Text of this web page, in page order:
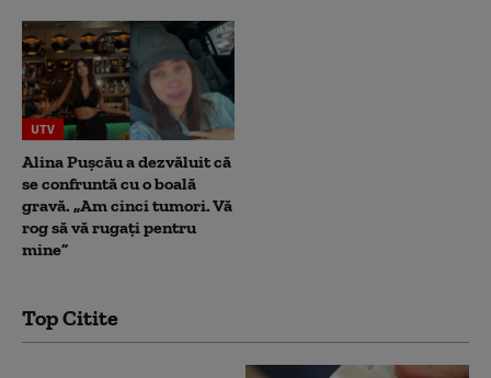
UTV
Alina Pușcău a dezvăluit că
se confruntă cu o boală
gravă. „Am cinci tumori. Vă
rog să vă rugați pentru
mine”
Top Citite